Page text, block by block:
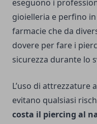
eseguono i
gioielleria e perfino
farmacie che da
dovere per fare i
sicurezza durante lo
L’uso di attrezzature
evitano qualsiasi
costa il piercing al